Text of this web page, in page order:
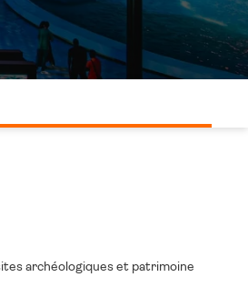
archéologiques et patrimoine